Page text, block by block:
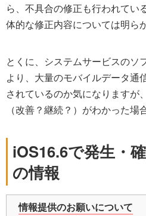
ら、不具合の修正も行われてい
体的な修正内容については明ら
とくに、システムサービスのソ
より、大量のモバイルデータ通
されているのか気になりますが
（改善？継続？）がわかった場
iOS16.6で発生・
の情報
情報提供のお願いについて